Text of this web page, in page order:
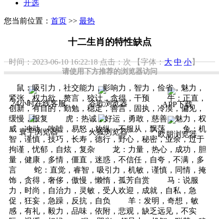
请使用下方推荐的浏览器访问
24小时在线客服 谷歌浏览器 APP下载
寰宇浏览器 火狐浏览器 欧朋浏览器
开选
您当前位置： 首页 >> 最热
十二生肖的特性缺点
时间：2023-06-10 16:22:18点击：次 【字体：大 中 小】
鼠：吸引力，社交能力，影响力，智力，俭省，魅力，
紧张，权力欲，赘言，狡计，贪得，干预 牛：正直，
创新，有目的，勤勉，稳定，善言，固执，冷漠，偏见，
缓慢，报复 虎：热诚，好运，勇敢，慈善，魅力，权
威，冲动，吹嘘，易怒，放纵，不服从，飘荡 兔：机
智，谨慎，技巧，长寿，德行，野心，秘密，业余，过于
拘谨，忧郁，自炫，复杂 龙：力量，热心，成功，胆
量，健康，多情，僵直，迷惑，不信任，自夸，不满，多
言 蛇：直觉，睿智，吸引力，机敏，谨慎，同情，掩
饰，贪得，奢侈，傲慢，懒惰，孤芳自赏 马：说服
力，时尚，自治力，灵敏，受人欢迎，成就，自私，急
促，狂妄，急躁，反抗，自负 羊：发明，奇想，敏
感，有礼，毅力，品味，依附，悲观，缺乏远见，不实